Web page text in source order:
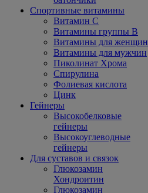
Спортивные витамины
Витамин С
Витамины группы В
Витамины для женщин
Витамины для мужчин
Пиколинат Хрома
Спирулина
Фолиевая кислота
Цинк
Гейнеры
Высокобелковые
гейнеры
Высокоуглеводные
гейнеры
Для суставов и связок
Глюкозамин
Хондроитин
Глюкозамин